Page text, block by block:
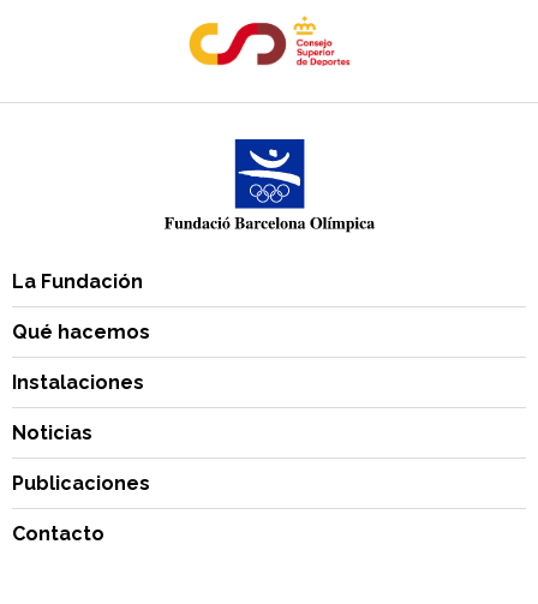
La Fundación
Qué hacemos
Instalaciones
Noticias
Publicaciones
Contacto